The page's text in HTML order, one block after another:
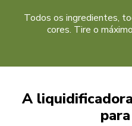
Todos os ingredientes,
cores. Tire o
A